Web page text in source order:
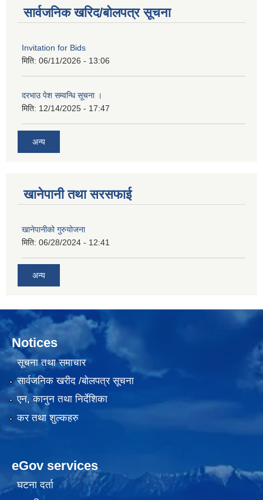
सार्वजनिक खरिद/बोलपत्र सूचना
Invitation for Bids
मिति: 06/11/2026 - 13:06
दरभाउ पेश सम्वन्धि सूचना ।
मिति: 12/14/2025 - 17:47
अन्य
खानेपानी तथा सरसफाई
खानेपानीको गुरुयोजना
मिति: 06/28/2024 - 12:41
अन्य
Notices
सूचना तथा समाचार
सार्वजनिक खरीद /बोलपत्र सूचना
एन, कानुन तथा निर्देशिका
कर तथा शुल्कहरु
eGov services
घटना दर्ता